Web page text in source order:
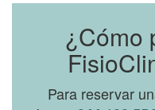
¿Cómo
Para reservar